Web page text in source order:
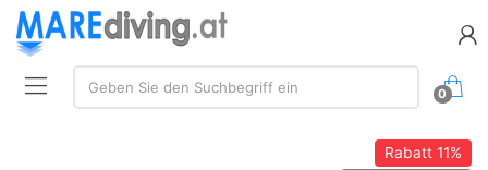
Suchen:
Geben Sie den Suchbegriff ein
0
Rabatt11%